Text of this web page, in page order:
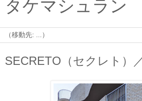
タケマシュラン
SECRETO（セクレト）